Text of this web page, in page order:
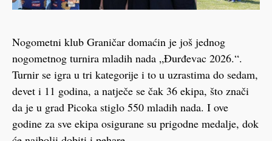
Nogometni klub Graničar domaćin je još jednog
nogometnog turnira mladih nada „Đurđevac 2026.“.
Turnir se igra u tri kategorije i to u uzrastima do sedam,
devet i 11 godina, a natječe se čak 36 ekipa, što znači
da je u grad Picoka stiglo 550 mladih nada. I ove
godine za sve ekipa osigurane su prigodne medalje, dok